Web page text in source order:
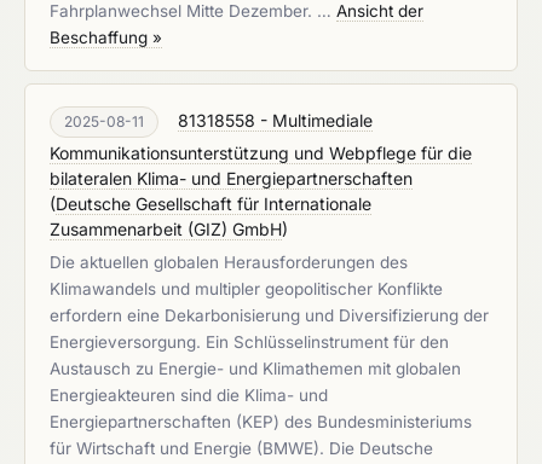
Fahrplanwechsel Mitte Dezember. … Ansicht der
Beschaffung »
2025-08-11
81318558 - Multimediale
Kommunikationsunterstützung und Webpflege für die
bilateralen Klima- und Energiepartnerschaften
(Deutsche Gesellschaft für Internationale
Zusammenarbeit (GIZ) GmbH)
Die aktuellen globalen Herausforderungen des
Klimawandels und multipler geopolitischer Konflikte
erfordern eine Dekarbonisierung und Diversifizierung der
Energieversorgung. Ein Schlüsselinstrument für den
Austausch zu Energie- und Klimathemen mit globalen
Energieakteuren sind die Klima- und
Energiepartnerschaften (KEP) des Bundesministeriums
für Wirtschaft und Energie (BMWE). Die Deutsche